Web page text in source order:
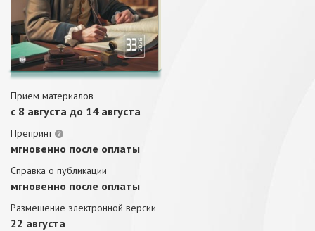
Прием материалов
c 8 августа до 14 августа
Препринт
мгновенно после оплаты
Справка о публикации
мгновенно после оплаты
Размещение электронной версии
22 августа